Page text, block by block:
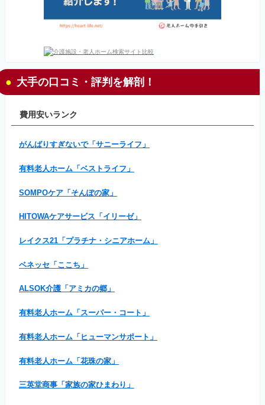
大手の口コミ・評判を解剖！
費用安いランク
がんばりすぎないで「サニーライフ」
有料老人ホーム「ベストライフ」
SOMPOケア「そんぽの家」
HITOWAケアサービス「イリーゼ」
レイクス21「プラチナ・シニアホーム」
ベネッセ「ここち」
ALSOK介護「アミカの郷」
有料老人ホーム「スーパー・コート」
有料老人ホーム「ヒューマンサポート」
有料老人ホーム「花珠の家」
三英堂商事「家族の家ひまわり」